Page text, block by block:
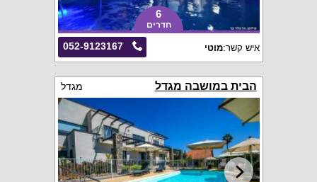
6
חדרים
052-9123167 איש קשר:מוטי
הבית במושבה מגדל מגדל